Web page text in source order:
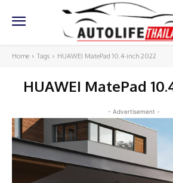
Home Tags HUAWEI MatePad 10.4-inch 2022
HUAWEI MatePad
- Advertisement -